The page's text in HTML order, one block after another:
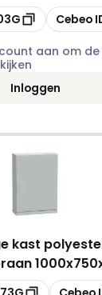
Kopiëren
Cebeo
aan om
Inloggen
kast
Kopiëren